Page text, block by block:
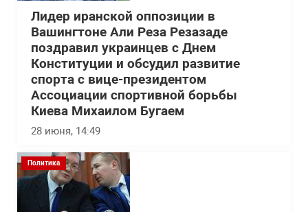
Лидер иранской оппозиции в
Вашингтоне Али Реза Резазаде
поздравил украинцев с Днем
Конституции и обсудил развитие
спорта с вице-президентом
Ассоциации спортивной борьбы
Киева Михаилом Бугаем
28 июня, 14:49
Политика